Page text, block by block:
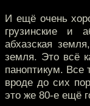
И ещё очень
грузинские и
абхазская
земля. Это всё
паноптикум. Все
вроде до сих
это же 80-е ещё